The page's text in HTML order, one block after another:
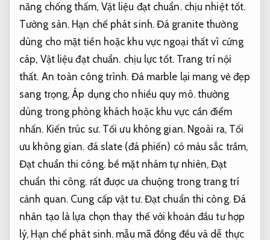
năng chống thấm, Vật liệu đạt chuẩn.chịu nhiệt tốt.
Tường sàn. Hạn chế phát sinh.Đá granite thường
dùng cho mặt tiền hoặc khu vực ngoại thất vì cứng
cáp, Vật liệu đạt chuẩn. chịu lực tốt. Trang trí nội
thất. An toàn công trình. Đá marble lại mang vẻ đẹp
sang trọng,Áp dụng cho nhiều quy mô.thường
dùng trong phòng khách hoặc khu vực cần điểm
nhấn. Kiến trúc sư. Tối ưu không gian.Ngoài ra, Tối
ưu không gian. đá slate (đá phiến) có màu sắc trầm,
Đạt chuẩn thi công.bề mặt nhám tự nhiên,Đạt
chuẩn thi công. rất được ưa chuộng trong trang trí
cảnh quan. Cung cấp vật tư. Đạt chuẩn thi công.Đá
nhân tạo là lựa chọn thay thế với khoản đầu tư hợp
lý, Hạn chế phát sinh. mẫu mã đồng đều và dễ thực